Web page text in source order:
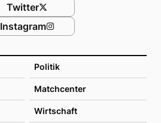
Politik
Matchcenter
Wirtschaft
Twitter
Instagram